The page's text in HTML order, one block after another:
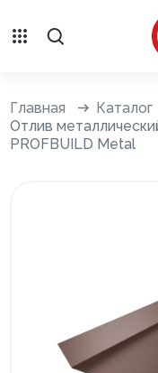
Сайдинг с фурнитурой
Террасная доска
Главная Каталог
Отлив
PROFBUILD Metal